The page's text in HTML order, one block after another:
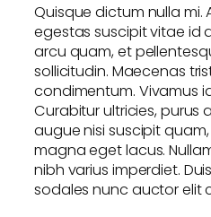
Quisque dictum nulla mi.
egestas suscipit vitae id
arcu quam, et
sollicitudin. Maecenas
condimentum. Vivamus
Curabitur ultricies, purus
augue nisi suscipit
magna eget lacus.
nibh varius imperdiet.
sodales nunc auctor elit